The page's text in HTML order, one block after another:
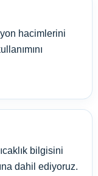
hacimlerini
bilgisini
dahil ediyoruz.